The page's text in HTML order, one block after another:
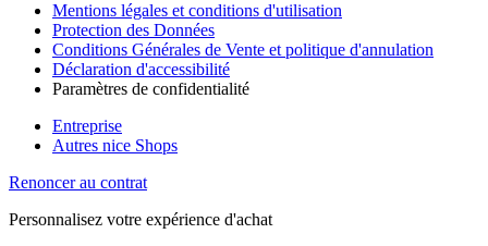
Mentions légales et conditions d'utilisation
Protection des Données
Conditions Générales de Vente et politique d'annulation
Déclaration d'accessibilité
Paramètres de confidentialité
Entreprise
Autres nice Shops
Renoncer au contrat
Personnalisez votre expérience d'achat